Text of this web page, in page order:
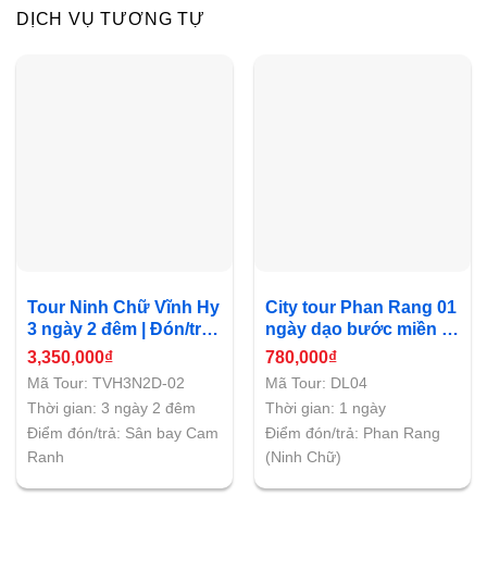
DỊCH VỤ TƯƠNG TỰ
Tour Ninh Chữ Vĩnh Hy
3 ngày 2 đêm | Đón/trả:
sân bay Cam Ranh
3,350,000₫
Mã Tour: TVH3N2D-02
Thời gian: 3 ngày 2 đêm
Điểm đón/trả: Sân bay Cam
Ranh
City tour Phan Rang 01
ngày dạo bước miền Di
Sản
780,000₫
Mã Tour: DL04
Thời gian: 1 ngày
Điểm đón/trả: Phan Rang
(Ninh Chữ)